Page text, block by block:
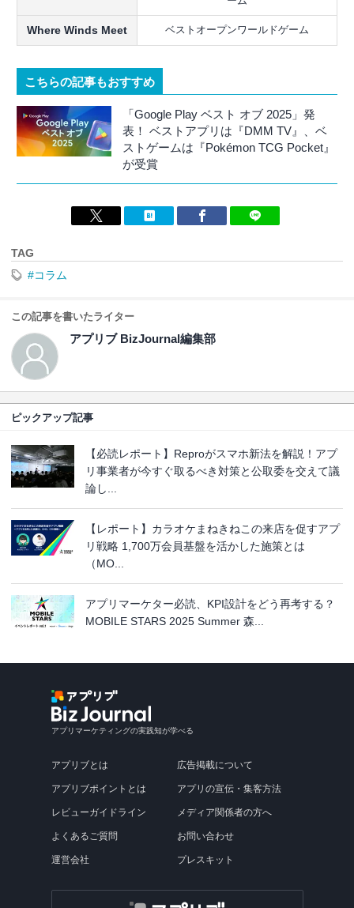
Where Winds Meet ベストオープンワールドゲーム
こちらの記事もおすすめ
「Google Play ベスト オブ 2025」発
表！ ベストアプリは『DMM TV』、ベ
ストゲームは『Pokémon TCG Pocket』
が受賞
TAG
#コラム
この記事を書いたライター
アプリブ BizJournal編集部
ピックアップ記事
【必読レポート】Reproがスマホ新法を解説！アプ
リ事業者が今すぐ取るべき対策と公取委を交えて議
論し...
【レポート】カラオケまねきねこの来店を促すアプ
リ戦略 1,700万会員基盤を活かした施策とは
（MO...
アプリマーケター必読、KPI設計をどう再考する？
MOBILE STARS 2025 Summer 森...
アプリマーケティングの実践知が学べる
アプリブとは
アプリブポイントとは
レビューガイドライン
よくあるご質問
運営会社
広告掲載について
アプリの宣伝・集客方法
メディア関係者の方へ
お問い合わせ
プレスキット